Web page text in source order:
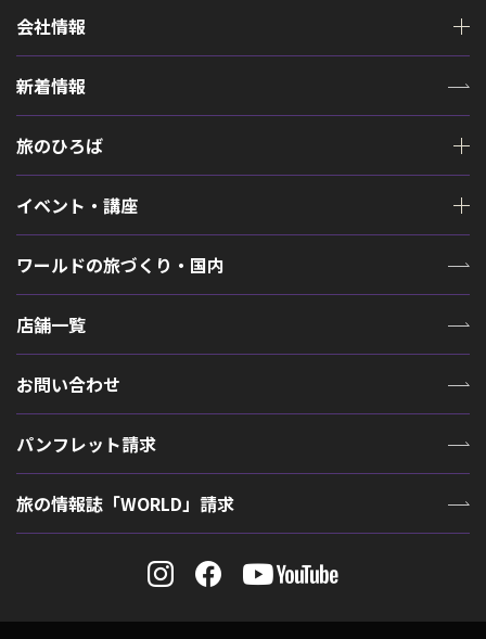
会社情報
新着情報
旅のひろば
イベント・講座
ワールドの旅づくり・国内
店舗一覧
お問い合わせ
パンフレット請求
旅の情報誌「WORLD」請求